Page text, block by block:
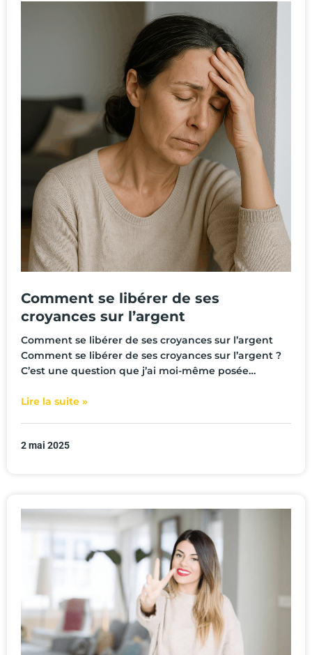
Comment se libérer de ses
croyances sur l’argent
Comment se libérer de ses croyances sur l’argent
Comment se libérer de ses croyances sur l’argent ?
C’est une question que j’ai moi-même posée…
Lire la suite »
2 mai 2025